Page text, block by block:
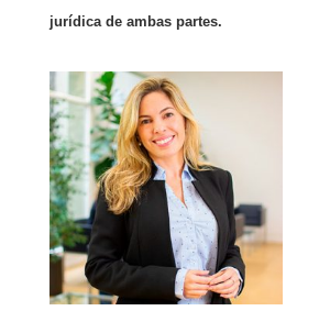
jurídica de ambas partes.